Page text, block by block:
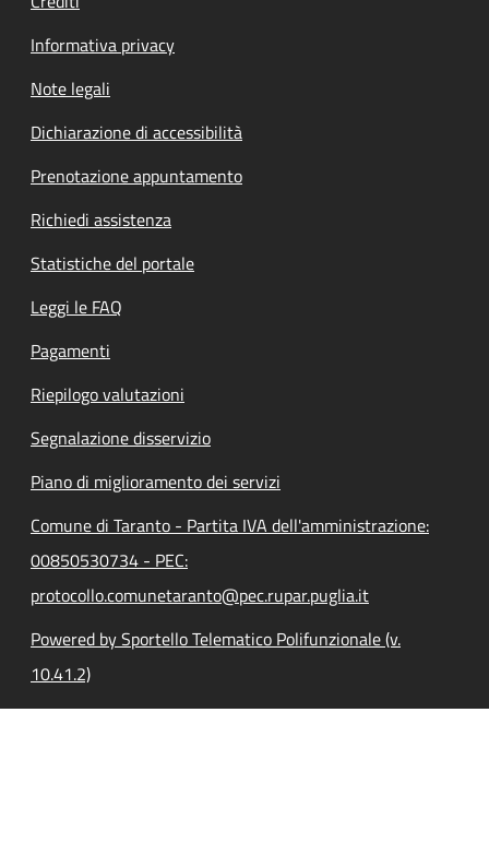
Informativa privacy
Note legali
Dichiarazione di accessibilità
Prenotazione appuntamento
Richiedi assistenza
Statistiche del portale
Leggi le FAQ
Pagamenti
Riepilogo valutazioni
Segnalazione disservizio
Piano di miglioramento dei servizi
Comune di Taranto - Partita IVA dell'amministrazione:
00850530734 - PEC:
protocollo.comunetaranto@pec.rupar.puglia.it
Powered by Sportello Telematico Polifunzionale (v.
10.41.2)